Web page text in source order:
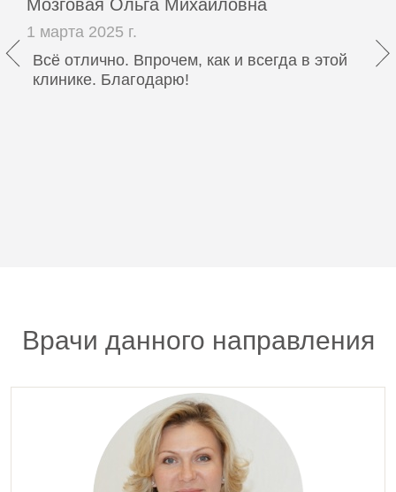
Мозговая Ольга Михайловна
1 марта 2025 г.
Всё отлично. Впрочем, как и всегда в этой
клинике. Благодарю!
Врачи данного направления